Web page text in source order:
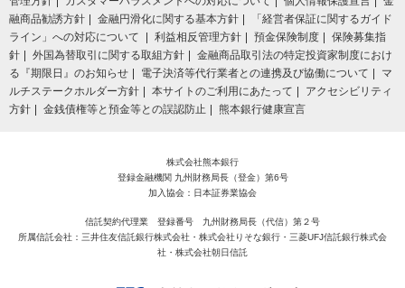
融商品勧誘方針
金融円滑化に関する基本方針
「経営者保証に関するガイド
ライン」への対応について
利益相反管理方針 預金保険制度
保険募集指
針
外国為替取引に関する取組方針
金融商品取引法の特定投資家制度におけ
る『期限日』のお知らせ
電子決済等代行業者との連携及び協働について
マ
ルチステークホルダー方針
本サイトのご利用にあたって
アクセシビリティ
方針
金銭債権等と預金等との誤認防止 熊本銀行健康宣言
株式会社熊本銀行
登録金融機関 九州財務局長（登金）第6号
加入協会：日本証券業協会
信託契約代理業 登録番号 九州財務局長（代信）第２号
所属信託会社：三井住友信託銀行株式会社・株式会社りそな銀行・三菱UFJ信託銀行株式会
社・株式会社朝日信託